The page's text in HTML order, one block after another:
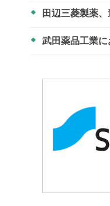
田辺三菱製薬
武田薬品工業